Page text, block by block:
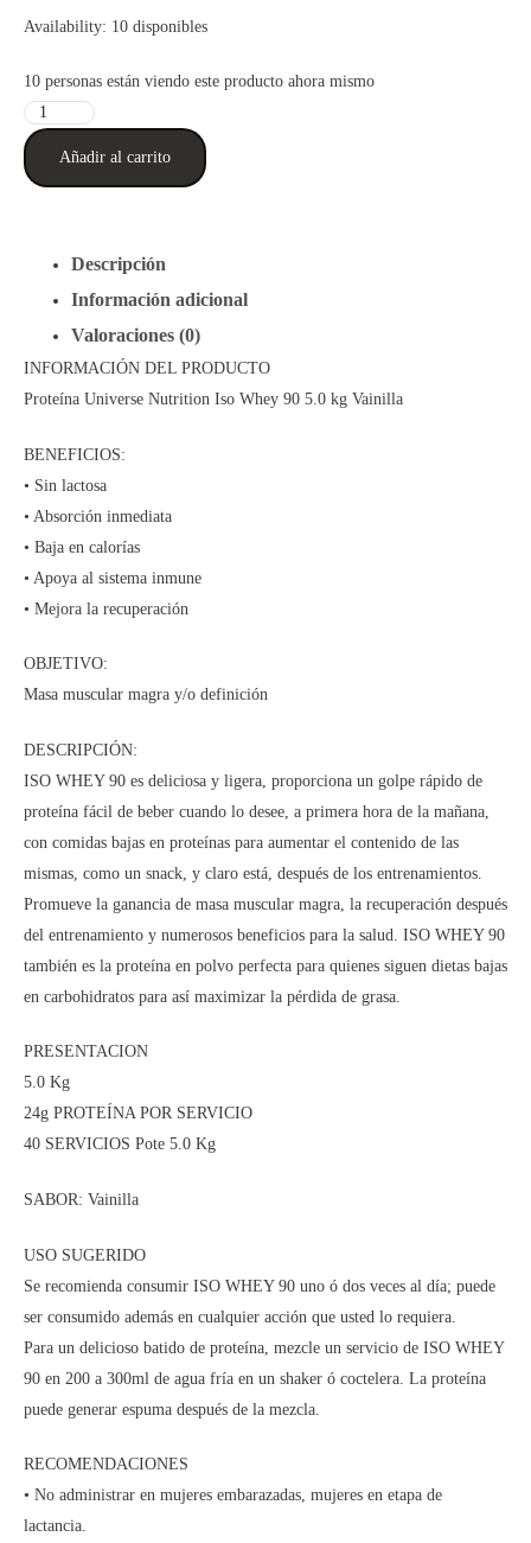
original
Availability: 10 disponibles
10 personas están viendo este producto ahora mismo
Proteína
Universe
Nutrition
Vainilla
+
cantidad
Añadir al carrito
Descripción
Información adicional
Valoraciones (0)
INFORMACIÓN DEL PRODUCTO
Proteína Universe Nutrition Iso Whey 90 5.0 kg Vainilla
BENEFICIOS:
• Sin lactosa
• Absorción inmediata
• Baja en calorías
• Apoya al sistema inmune
• Mejora la recuperación
OBJETIVO:
Masa muscular magra y/o definición
DESCRIPCIÓN:
ISO WHEY 90 es deliciosa y ligera, proporciona un golpe rápido de
proteína fácil de beber cuando lo desee, a primera hora de la mañana,
con comidas bajas en proteínas para aumentar el contenido de las
mismas, como un snack, y claro está, después de los entrenamientos.
Promueve la ganancia de masa muscular magra, la recuperación después
del entrenamiento y numerosos beneficios para la salud. ISO WHEY 90
también es la proteína en polvo perfecta para quienes siguen dietas bajas
en carbohidratos para así maximizar la pérdida de grasa.
PRESENTACION
5.0 Kg
24g PROTEÍNA POR SERVICIO
40 SERVICIOS Pote 5.0 Kg
SABOR: Vainilla
USO SUGERIDO
Se recomienda consumir ISO WHEY 90 uno ó dos veces al día; puede
ser consumido además en cualquier acción que usted lo requiera.
Para un delicioso batido de proteína, mezcle un servicio de ISO WHEY
90 en 200 a 300ml de agua fría en un shaker ó coctelera. La proteína
puede generar espuma después de la mezcla.
RECOMENDACIONES
• No administrar en mujeres embarazadas, mujeres en etapa de
lactancia.